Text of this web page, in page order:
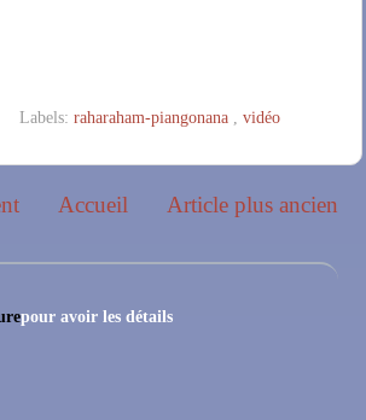
Labels: raharaham-piangonana , vidéo
Article plus ancien
Accueil
pour avoir les détails